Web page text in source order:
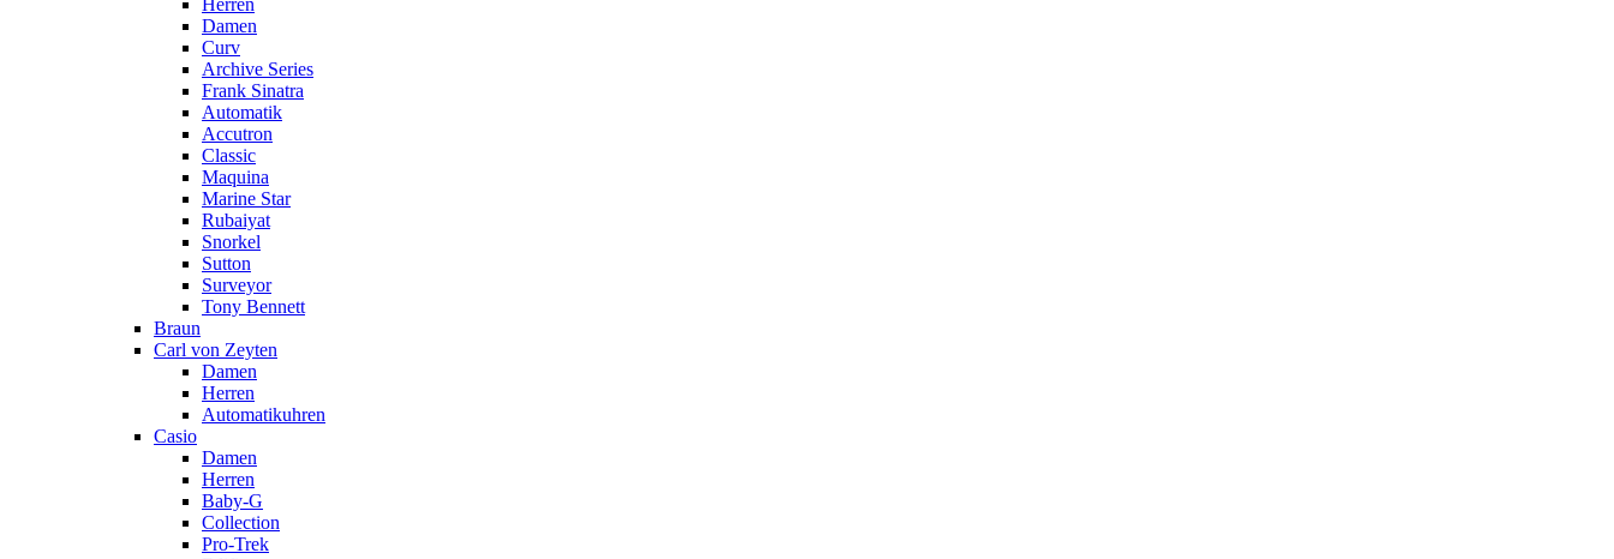
Herren
Damen
Curv
Archive Series
Frank Sinatra
Automatik
Accutron
Classic
Maquina
Marine Star
Rubaiyat
Snorkel
Sutton
Surveyor
Tony Bennett
Braun
Carl von Zeyten
Damen
Herren
Automatikuhren
Casio
Damen
Herren
Baby-G
Collection
Pro-Trek